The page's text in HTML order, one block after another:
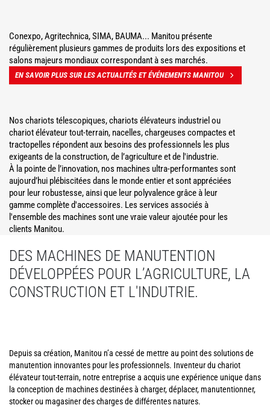
Conexpo, Agritechnica, SIMA, BAUMA... Manitou présente
régulièrement plusieurs gammes de produits lors des expositions et
salons majeurs mondiaux correspondant à ses marchés.
EN SAVOIR PLUS SUR LES ACTUALITÉS ET ÉVÉNEMENTS MANITOU
Nos chariots télescopiques, chariots élévateurs industriel ou
chariot élévateur tout-terrain, nacelles, chargeuses compactes et
tractopelles répondent aux besoins des professionnels les plus
exigeants de la construction, de l’agriculture et de l'industrie.
À la pointe de l’innovation, nos machines ultra-performantes sont
aujourd’hui plébiscitées dans le monde entier et sont appréciées
pour leur robustesse, ainsi que leur polyvalence grâce à leur
gamme complète d'accessoires. Les services associés à
l'ensemble des machines sont une vraie valeur ajoutée pour les
clients Manitou.
DES MACHINES DE MANUTENTION
DÉVELOPPÉES POUR L’AGRICULTURE, LA
CONSTRUCTION ET L'INDUTRIE.
Depuis sa création, Manitou n’a cessé de mettre au point des solutions de
manutention innovantes pour les professionnels. Inventeur du chariot
élévateur tout-terrain, notre entreprise a acquis une expérience unique dans
la conception de machines destinées à charger, déplacer, manutentionner,
stocker ou magasiner des charges de différentes natures.